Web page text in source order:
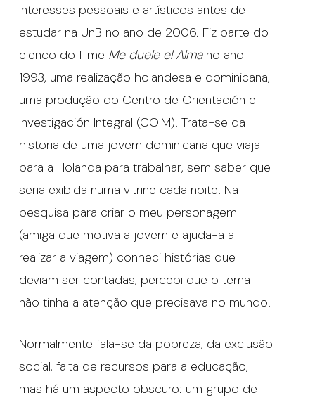
interesses pessoais e artísticos antes de
estudar na UnB no ano de 2006. Fiz parte do
elenco do filme Me duele el Almano ano
1993, uma realização holandesa e dominicana,
uma produção do Centro de Orientación e
Investigación Integral (COIM). Trata-se da
historia de uma jovem dominicana que viaja
para a Holanda para trabalhar, sem saber que
seria exibida numa vitrine cada noite. Na
pesquisa para criar o meu personagem
(amiga que motiva a jovem e ajuda-a a
realizar a viagem) conheci histórias que
deviam ser contadas, percebi que o tema
não tinha a atenção que precisava no mundo.
Normalmente fala-se da pobreza, da exclusão
social, falta de recursos para a educação,
mas há um aspecto obscuro: um grupo de